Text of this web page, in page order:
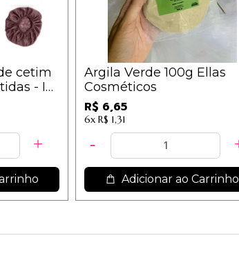
cetim
- IM
Argila Verde 100g Ellas
Cosméticos
R$ 6,65
6x R$ 1,31
Adicionar ao Carrinho